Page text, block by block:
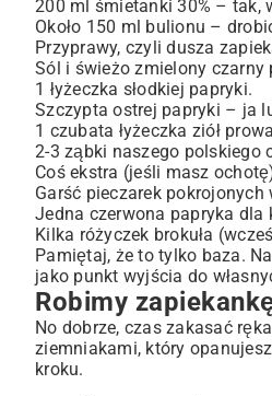
200 ml śmietanki 30% – tak,
Około 150 ml bulionu –
Przyprawy, czyli dusza
Sól i świeżo zmielony czarny
1 łyżeczka słodkiej papryki.
Szczypta ostrej papryki – ja
1 czubata łyżeczka ziół
2-3 ząbki naszego polskiego
Coś ekstra (jeśli masz
Garść pieczarek pokrojonych
Jedna czerwona papryka dla
Kilka różyczek brokuła
Pamiętaj, że to tylko baza.
jako punkt wyjścia do
Robimy
No dobrze, czas zakasać
ziemniakami, który
kroku.